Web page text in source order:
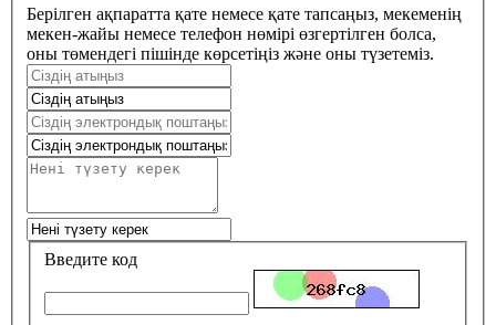
Берілген ақпаратта қате немесе қате тапсаңыз, мекеменің
мекен-жайы немесе телефон нөмірі өзгертілген болса,
оны төмендегі пішінде көрсетіңіз және оны түзетеміз.
Введите код